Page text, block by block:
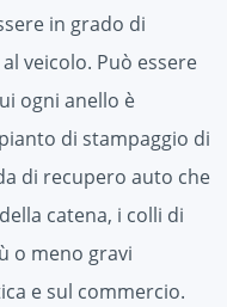
in grado di
veicolo. Può essere
ogni anello è
di stampaggio di
di recupero auto che
catena, i colli di
o meno gravi
e sul commercio.